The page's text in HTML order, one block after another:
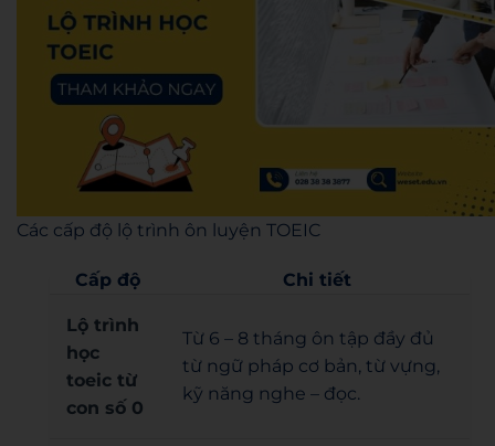
Các cấp độ lộ trình ôn luyện TOEIC
Cấp độ Chi tiết
Lộ trình
học
toeic từ
con số 0
Từ 6 – 8 tháng ôn tập đầy đủ
từ ngữ pháp cơ bản, từ vựng,
kỹ năng nghe – đọc.